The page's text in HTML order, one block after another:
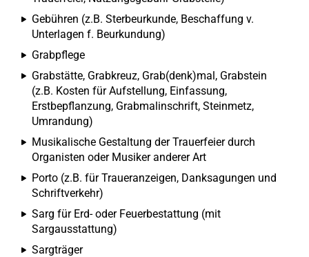
Gebühren (z.B. Sterbeurkunde, Beschaffung v.
Unterlagen f. Beurkundung)
Grabpflege
Grabstätte, Grabkreuz, Grab(denk)mal, Grabstein
(z.B. Kosten für Aufstellung, Einfassung,
Erstbepflanzung, Grabmalinschrift, Steinmetz,
Umrandung)
Musikalische Gestaltung der Trauerfeier durch
Organisten oder Musiker anderer Art
Porto (z.B. für Traueranzeigen, Danksagungen und
Schriftverkehr)
Sarg für Erd- oder Feuerbestattung (mit
Sargausstattung)
Sargträger